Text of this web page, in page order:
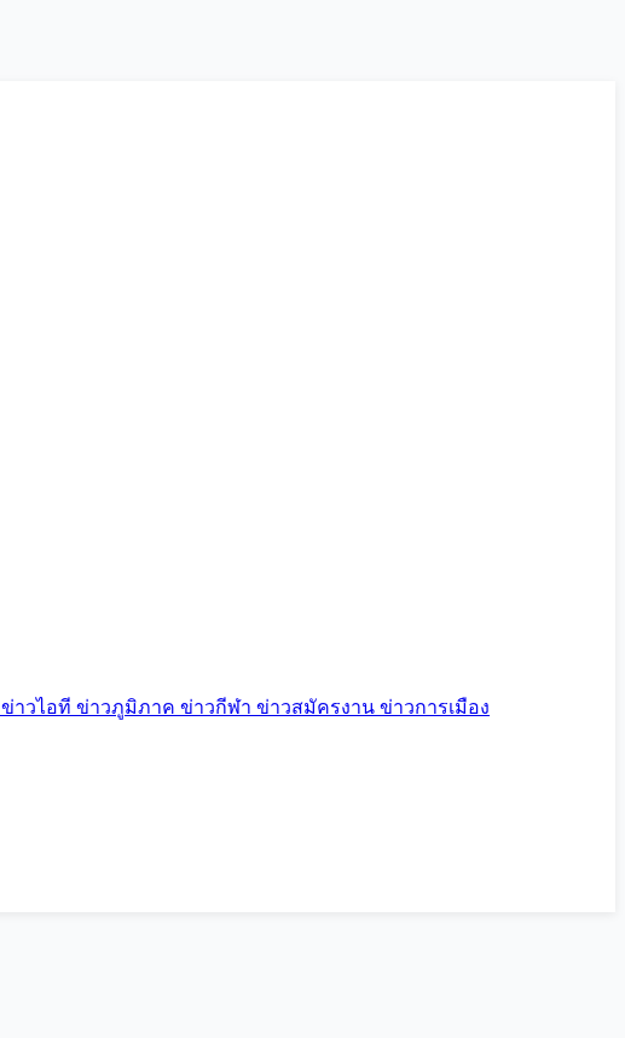
ข่าวไอที ข่าวภูมิภาค ข่าวกีฬา ข่าวสมัครงาน ข่าวการเมือง